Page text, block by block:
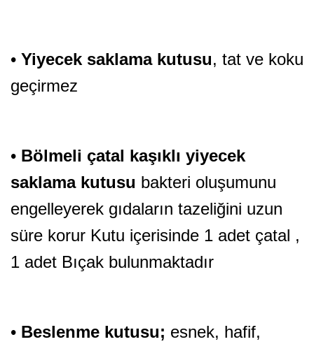
• Yiyecek saklama kutusu, tat ve koku
geçirmez
• Bölmeli çatal kaşıklı yiyecek
saklama kutusu bakteri oluşumunu
engelleyerek gıdaların tazeliğini uzun
süre korur Kutu içerisinde 1 adet çatal ,
1 adet Bıçak bulunmaktadır
• Beslenme kutusu; esnek, hafif,